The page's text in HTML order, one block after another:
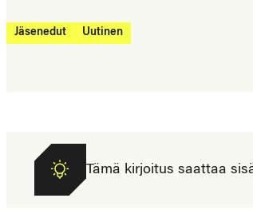
Jäsenedut Uutinen
Tämä kirjoitus saattaa